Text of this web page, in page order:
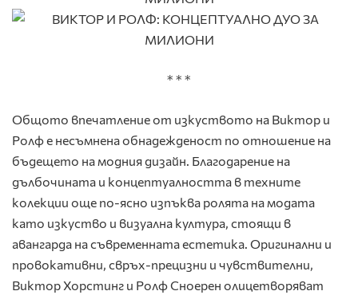
* * *
Общото впечатление от изкуството на Виктор и
Ролф е несъмнена обнадежденост по отношение на
бъдещето на модния дизайн. Благодарение на
дълбочината и концептуалността в техните
колекции още по-ясно изпъква ролята на модата
като изкуство и визуална култура, стоящи в
авангарда на съвременната естетика. Оригинални и
провокативни, свръх-прецизни и чувствителни,
Виктор Хорстинг и Ролф Сноерен олицетворяват